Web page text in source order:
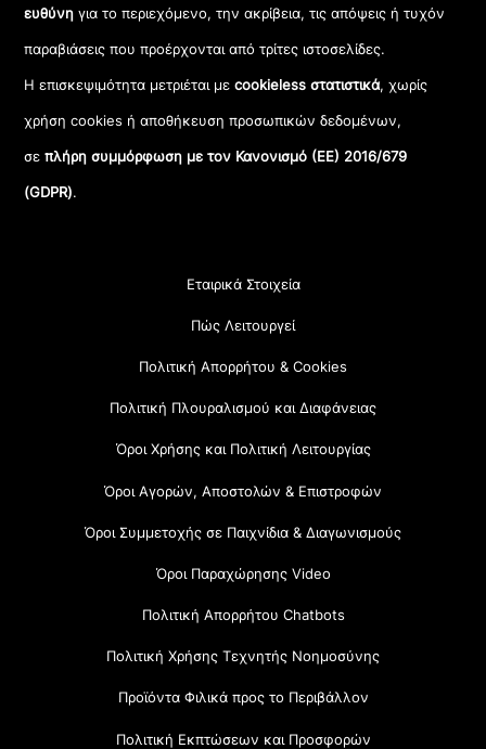
ευθύνη για το περιεχόμενο, την ακρίβεια, τις απόψεις ή τυχόν
παραβιάσεις που προέρχονται από τρίτες ιστοσελίδες.
Η επισκεψιμότητα μετριέται μεcookieless στατιστικά, χωρίς
χρήση cookies ή αποθήκευση προσωπικών δεδομένων,
σεπλήρη συμμόρφωση με τον Κανονισμό (ΕΕ) 2016/679
(GDPR).
Εταιρικά Στοιχεία
Πώς Λειτουργεί
Πολιτική Απορρήτου & Cookies
Πολιτική Πλουραλισμού και Διαφάνειας
Όροι Χρήσης και Πολιτική Λειτουργίας
Όροι Αγορών, Αποστολών & Επιστροφών
Όροι Συμμετοχής σε Παιχνίδια & Διαγωνισμούς
Όροι Παραχώρησης Video
Πολιτική Απορρήτου Chatbots
Πολιτική Χρήσης Τεχνητής Νοημοσύνης
Προϊόντα Φιλικά προς το Περιβάλλον
Πολιτική Εκπτώσεων και Προσφορών